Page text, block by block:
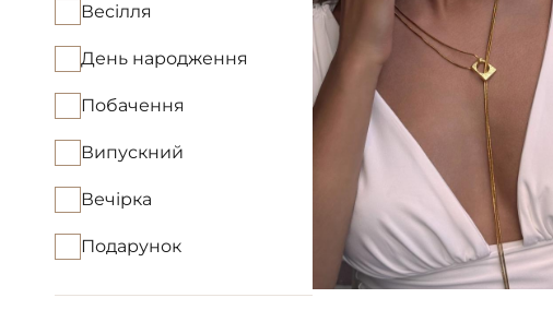
Весілля
День народження
Побачення
Випускний
Вечірка
Подарунок